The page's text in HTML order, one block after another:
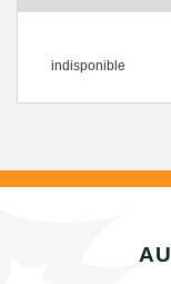
indisponible